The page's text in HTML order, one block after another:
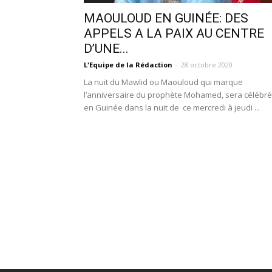
MAOULOUD EN GUINÉE: DES
APPELS A LA PAIX AU CENTRE
D’UNE...
L'Equipe de la Rédaction - 28 octobre 2020
La nuit du Mawlid ou Maouloud qui marque
l’anniversaire du prophète Mohamed, sera
en Guinée dans la nuit de ce mercredi à jeudi ...